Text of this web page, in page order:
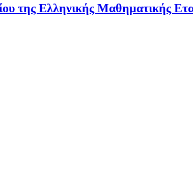
της Ελληνικής Μαθηματικής